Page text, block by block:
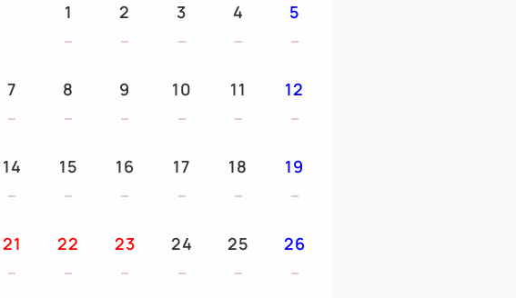
1 2 3 4 5
7 8 9 10 11 12
14 15 16 17 18 19
21 22 23 24 25 26